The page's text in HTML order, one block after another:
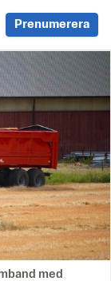
Prenumerera
med